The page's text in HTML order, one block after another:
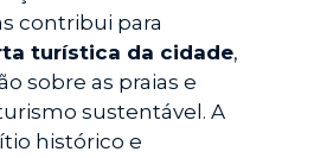
contribui para
turística da cidade,
sobre as praias e
sustentável. A
histórico e